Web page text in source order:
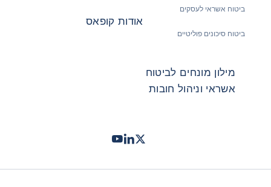
ביטוח אשראי לעסקים
ביטוח סיכונים פוליטיים
אודות קופאס
מילון מונחים לביטוח
אשראי וניהול חובות
Twitter - קופאסLinkedIn
Youtube